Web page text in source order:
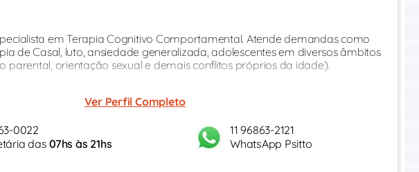
em Terapia Cognitivo Comportamental. Atende demandas como
de Casal, luto, ansiedade generalizada, adolescentes em diversos âmbitos
parental, orientação sexual e demais conflitos próprios da idade).
Ver Perfil Completo
0022
das07hs às 21hs
11 96863-2121
WhatsApp Psitto